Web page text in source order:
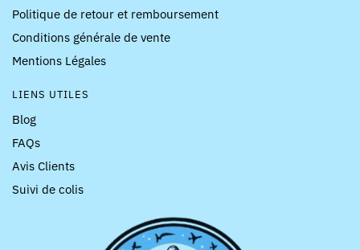
Politique de retour et remboursement
Conditions générale de vente
Mentions Légales
LIENS UTILES
Blog
FAQs
Avis Clients
Suivi de colis